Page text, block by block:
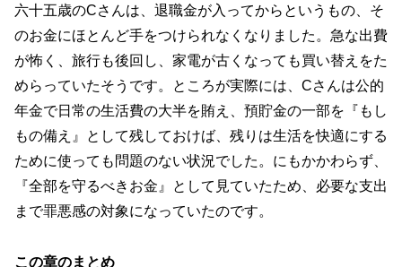
六十五歳のCさんは、退職金が入ってからというもの、そ
のお金にほとんど手をつけられなくなりました。急な出費
が怖く、旅行も後回し、家電が古くなっても買い替えをた
めらっていたそうです。ところが実際には、Cさんは公的
年金で日常の生活費の大半を賄え、預貯金の一部を『もし
もの備え』として残しておけば、残りは生活を快適にする
ために使っても問題のない状況でした。にもかかわらず、
『全部を守るべきお金』として見ていたため、必要な支出
まで罪悪感の対象になっていたのです。
この章のまとめ